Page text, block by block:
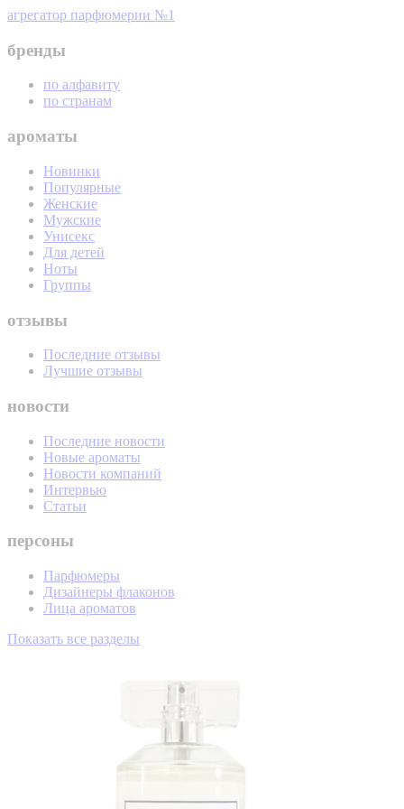
агрегатор парфюмерии №1
бренды
по алфавиту
по странам
ароматы
Новинки
Популярные
Женские
Мужские
Унисекс
Для детей
Ноты
Группы
отзывы
Последние отзывы
Лучшие отзывы
новости
Последние новости
Новые ароматы
Новости компаний
Интервью
Статьи
персоны
Парфюмеры
Дизайнеры флаконов
Лица ароматов
Показать все разделы